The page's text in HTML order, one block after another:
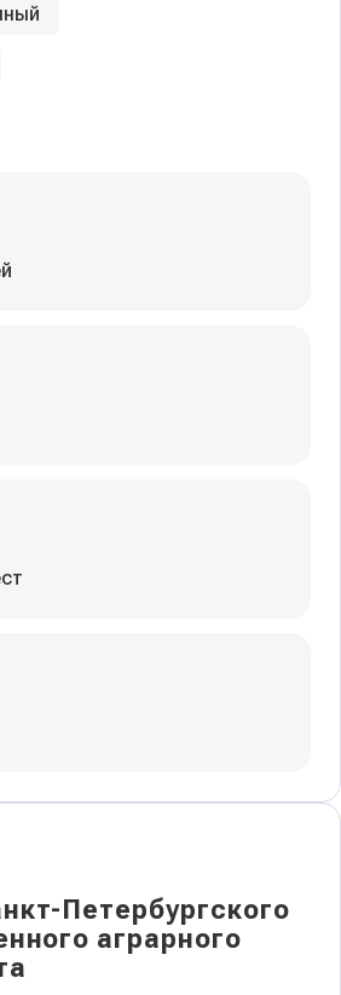
Петербургского
аграрного